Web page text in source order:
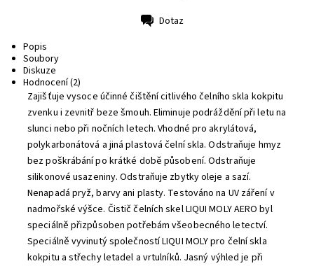
Dotaz
Popis
Soubory
Diskuze
Hodnocení (2)
Zajišťuje vysoce účinné čištění citlivého čelního skla kokpitu
zvenku i zevnitř beze šmouh. Eliminuje podráždění při letu na
slunci nebo při nočních letech. Vhodné pro akrylátová,
polykarbonátová a jiná plastová čelní skla. Odstraňuje hmyz
bez poškrábání po krátké době působení. Odstraňuje
silikonové usazeniny. Odstraňuje zbytky oleje a sazí.
Nenapadá pryž, barvy ani plasty. Testováno na UV záření v
nadmořské výšce. Čistič čelních skel LIQUI MOLY AERO byl
speciálně přizpůsoben potřebám všeobecného letectví.
Speciálně vyvinutý společností LIQUI MOLY pro čelní skla
kokpitu a střechy letadel a vrtulníků. Jasný výhled je při